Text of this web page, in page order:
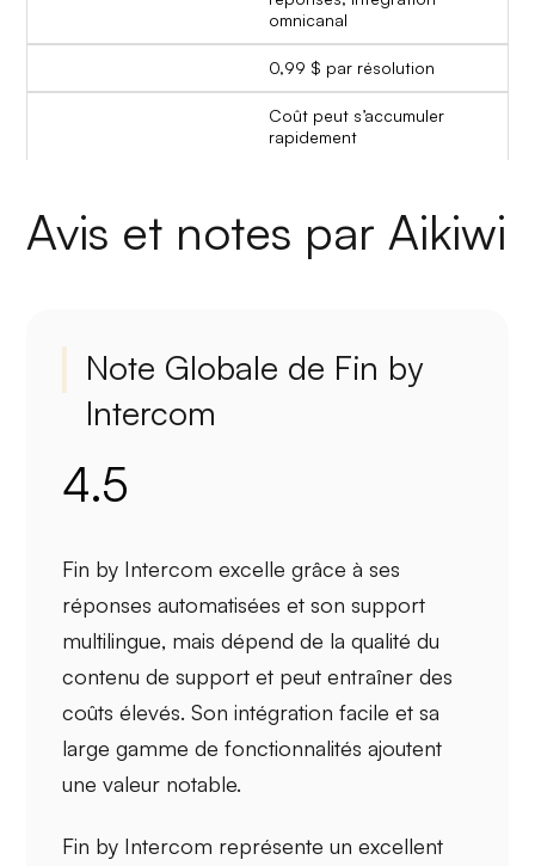
omnicanal
0,99 $ par résolution
Coût peut s’accumuler
rapidement
Avis et notes par Aikiwi
Note Globale de Fin by
Intercom
4.5
Fin by Intercom excelle grâce à ses
réponses automatisées et sonsupport
multilingue, mais dépend de la qualité du
contenu de support et peut entraîner des
coûts élevés. Son intégration facile et sa
large gamme de fonctionnalités ajoutent
une valeur notable.
Fin by Intercom représente un excellent